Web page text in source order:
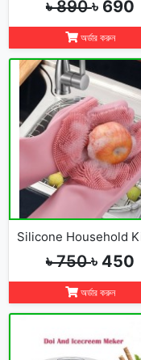
৳ 890৳ 690
অর্ডার করুন
৳ 750৳ 450
অর্ডার করুন